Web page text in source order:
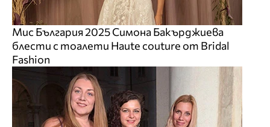
Мис България 2025 Симона Бакърджиева
блести с тоалети Haute couture от Bridal
Fashion